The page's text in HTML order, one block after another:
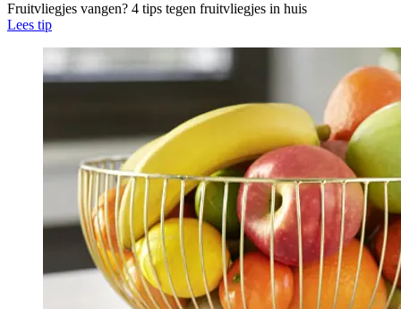
Fruitvliegjes vangen? 4 tips tegen fruitvliegjes in huis
Lees tip